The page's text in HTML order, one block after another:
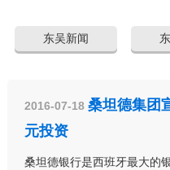
东吴新闻
2016-07-18 桑坦德集团
元投资
桑坦德银行是西班牙最大的